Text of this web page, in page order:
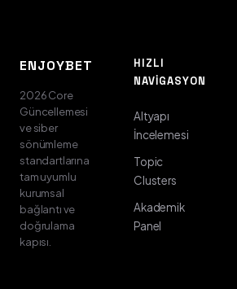
ENJOYBET
2026 Core
Güncellemesi
ve siber
sönümleme
standartlarına
tam uyumlu
kurumsal
bağlantı ve
doğrulama
kapısı.
HIZLI
NAVIGASYON
Altyapı
İncelemesi
Topic
Clusters
Akademik
Panel